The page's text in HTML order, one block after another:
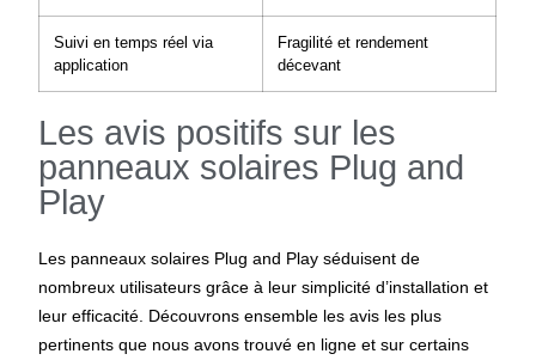
Suivi en temps réel via
application
Fragilité et rendement
décevant
Les avis positifs sur les
panneaux solaires Plug and
Play
Les panneaux solaires Plug and Play séduisent de
nombreux utilisateurs grâce à leur simplicité d’installation et
leur efficacité. Découvrons ensemble les avis les plus
pertinents que nous avons trouvé en ligne et sur certains